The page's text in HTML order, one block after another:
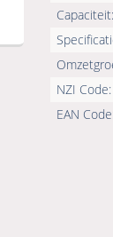
Capaciteit:
NZI Code:
EAN